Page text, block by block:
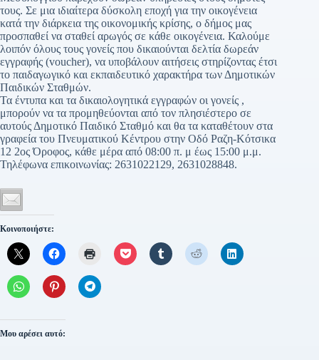
τους. Σε μια ιδιαίτερα δύσκολη εποχή για την οικογένεια
κατά την διάρκεια της οικονομικής κρίσης, ο δήμος μας
προσπαθεί να σταθεί αρωγός σε κάθε οικογένεια. Καλούμε
λοιπόν όλους τους γονείς που δικαιούνται δελτία δωρεάν
εγγραφής (voucher), να υποβάλουν αιτήσεις στηρίζοντας έτσι
το παιδαγωγικό και εκπαιδευτικό χαρακτήρα των Δημοτικών
Παιδικών Σταθμών.
Τα έντυπα και τα δικαιολογητικά εγγραφών οι γονείς ,
μπορούν να τα προμηθεύονται από τον πλησιέστερο σε
αυτούς Δημοτικό Παιδικό Σταθμό και θα τα καταθέτουν στα
γραφεία του Πνευματικού Κέντρου στην Οδό Ραζη-Κότσικα
12 2ος Όροφος, κάθε μέρα από 08:00 π. μ έως 15:00 μ.μ.
Τηλέφωνα επικοινωνίας: 2631022129, 2631028848.
Κοινοποιήστε:
Μου αρέσει αυτό: